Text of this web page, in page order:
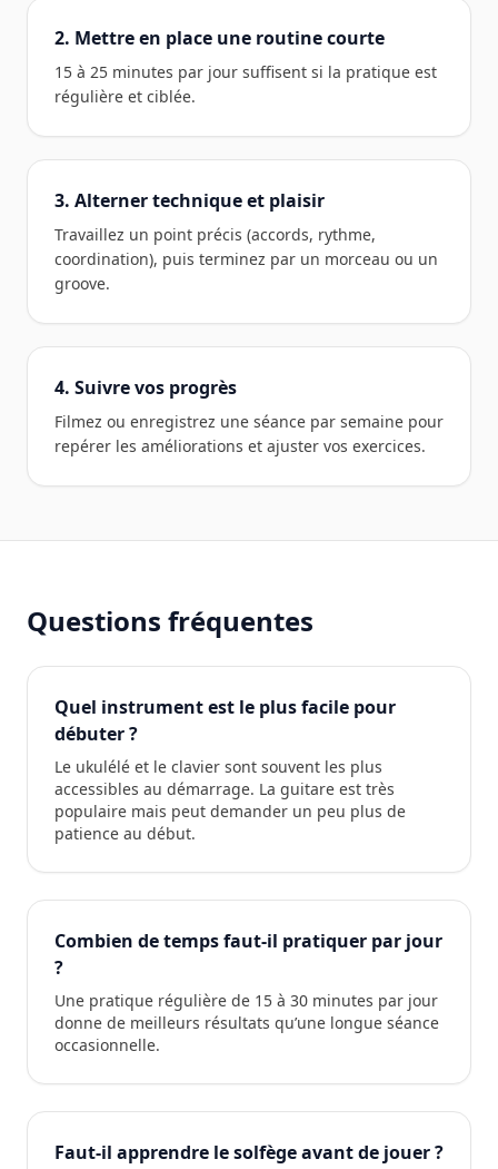
2. Mettre en place une routine courte
15 à 25 minutes par jour suffisent si la pratique est
régulière et ciblée.
3. Alterner technique et plaisir
Travaillez un point précis (accords, rythme,
coordination), puis terminez par un morceau ou un
groove.
4. Suivre vos progrès
Filmez ou enregistrez une séance par semaine pour
repérer les améliorations et ajuster vos exercices.
Questions fréquentes
Quel instrument est le plus facile pour
débuter ?
Le ukulélé et le clavier sont souvent les plus
accessibles au démarrage. La guitare est très
populaire mais peut demander un peu plus de
patience au début.
Combien de temps faut-il pratiquer par jour
?
Une pratique régulière de 15 à 30 minutes par jour
donne de meilleurs résultats qu’une longue séance
occasionnelle.
Faut-il apprendre le solfège avant de jouer ?